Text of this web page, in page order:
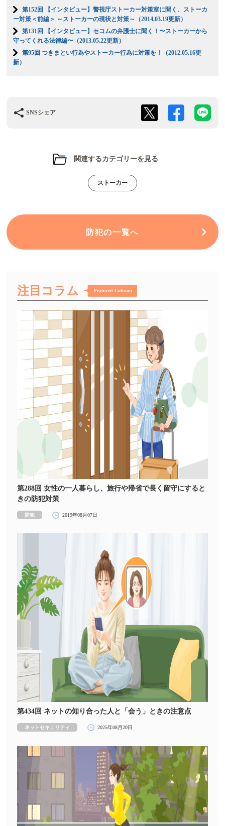
第152回 【インタビュー】警視庁ストーカー対策室に聞く、ストーカ
ー対策＜前編＞ ～ストーカーの現状と対策～（2014.03.19更新）
第131回 【インタビュー】セコムの弁護士に聞く！〜ストーカーから
守ってくれる法律編〜（2013.05.22更新）
第95回 つきまとい行為やストーカー行為に対策を！（2012.05.16更
新）
SNSシェア
関連するカテゴリーを見る
ストーカー
防犯の一覧へ
注目コラム Featured Column
第288回 女性の一人暮らし、旅行や帰省で長く留守にすると
きの防犯対策
防犯 2019年08月07日
第434回 ネットの知り合った人と「会う」ときの注意点
ネットセキュリティ 2025年08月20日